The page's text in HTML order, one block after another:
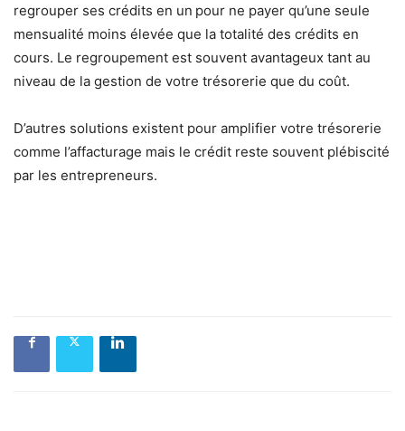
regrouper ses crédits en un pour ne payer qu’une seule
mensualité moins élevée que la totalité des crédits en
cours. Le regroupement est souvent avantageux tant au
niveau de la gestion de votre trésorerie que du coût.
D’autres solutions existent pour amplifier votre trésorerie
comme l’affacturage mais le crédit reste souvent plébiscité
par les entrepreneurs.